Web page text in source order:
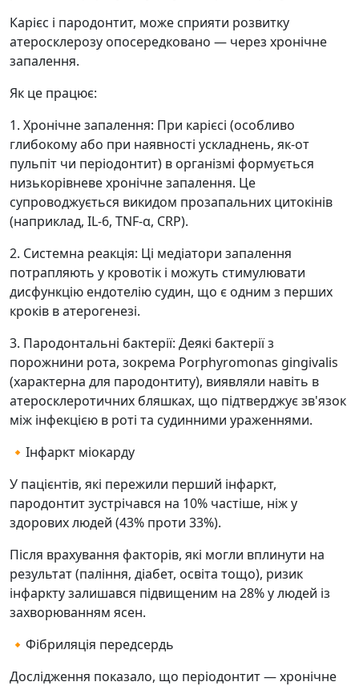
Карієс і пародонтит, може сприяти розвитку
атеросклерозу опосередковано — через хронічне
запалення.
Як це працює:
1. Хронічне запалення: При карієсі (особливо
глибокому або при наявності ускладнень, як-от
пульпіт чи періодонтит) в організмі формується
низькорівневе хронічне запалення. Це
супроводжується викидом прозапальних цитокінів
(наприклад, IL-6, TNF-α, CRP).
2. Системна реакція: Ці медіатори запалення
потрапляють у кровотік і можуть стимулювати
дисфункцію ендотелію судин, що є одним з перших
кроків в атерогенезі.
3. Пародонтальні бактерії: Деякі бактерії з
порожнини рота, зокрема Porphyromonas gingivalis
(характерна для пародонтиту), виявляли навіть в
атеросклеротичних бляшках, що підтверджує зв'язок
між інфекцією в роті та судинними ураженнями.
🔸Інфаркт міокарду
У пацієнтів, які пережили перший інфаркт,
пародонтит зустрічався на 10% частіше, ніж у
здорових людей (43% проти 33%).
Після врахування факторів, які могли вплинути на
результат (паління, діабет, освіта тощо), ризик
інфаркту залишався підвищеним на 28% у людей із
захворюванням ясен.
🔸Фібриляція передсердь
Дослідження показало, що періодонтит — хронічне